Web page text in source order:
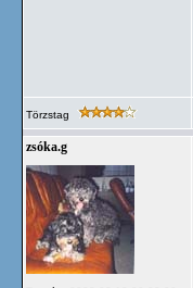
Törzstag
zsóka.g